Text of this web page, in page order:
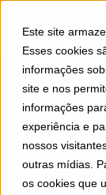
Este site
Esses cookies
informações
site e nos
informações
experiência e
nossos
outras mídias.
os cookies que